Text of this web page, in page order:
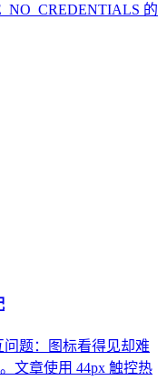
的
问题：图标看得见却难
文章使用 44px 触控热